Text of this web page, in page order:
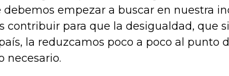
debemos empezar a buscar en nuestra
contribuir para que la desigualdad, que
la reduzcamos poco a poco al punto
necesario.